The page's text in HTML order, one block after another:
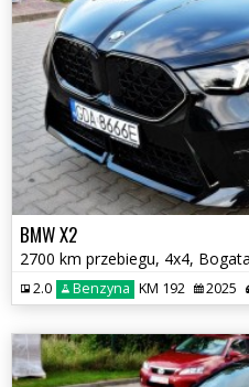
BMW X2
2.0 Benzyna KM 192 2025